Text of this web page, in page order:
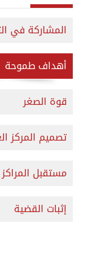
المشاركة في
أهداف طموحة
قوة الصغر
تصميم المركز
مستقبل المراكز
إثبات القضية